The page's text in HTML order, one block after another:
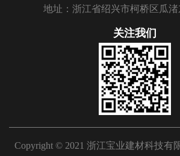
地址：浙江省绍兴市柯桥区瓜渚
关注我们
Copyright © 2021 浙江宝业建材科技有